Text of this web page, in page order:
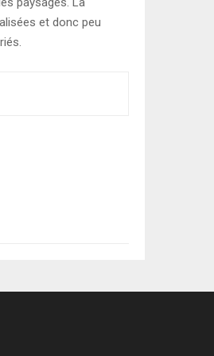
et donc peu